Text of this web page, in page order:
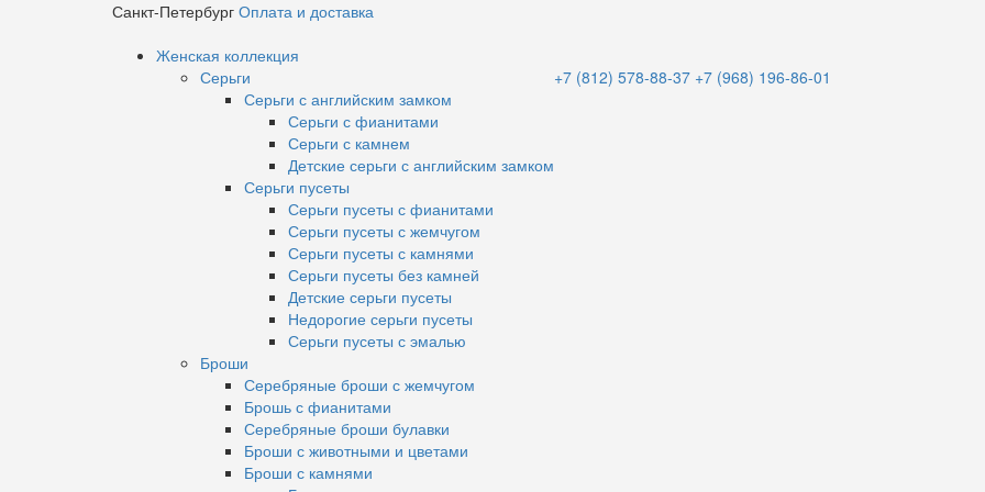
Санкт-Петербург Оплата и доставка
Женская коллекция
Серьги
Серьги с английским замком
Серьги с фианитами
Серьги с камнем
Детские серьги с английским замком
Серьги пусеты
Серьги пусеты с фианитами
Серьги пусеты с жемчугом
Серьги пусеты с камнями
Серьги пусеты без камней
Детские серьги пусеты
Недорогие серьги пусеты
Серьги пусеты с эмалью
Броши
Серебряные броши с жемчугом
Брошь с фианитами
Серебряные броши булавки
Броши с животными и цветами
Броши с камнями
+7 (812) 578-88-37 +7 (968) 196-86-01